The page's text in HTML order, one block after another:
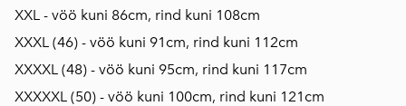
XXL - vöö kuni 86cm, rind kuni 108cm
XXXL (46) - vöö kuni 91cm, rind kuni 112cm
XXXXL (48) - vöö kuni 95cm, rind kuni 117cm
XXXXXL (50) - vöö kuni 100cm, rind kuni 121cm